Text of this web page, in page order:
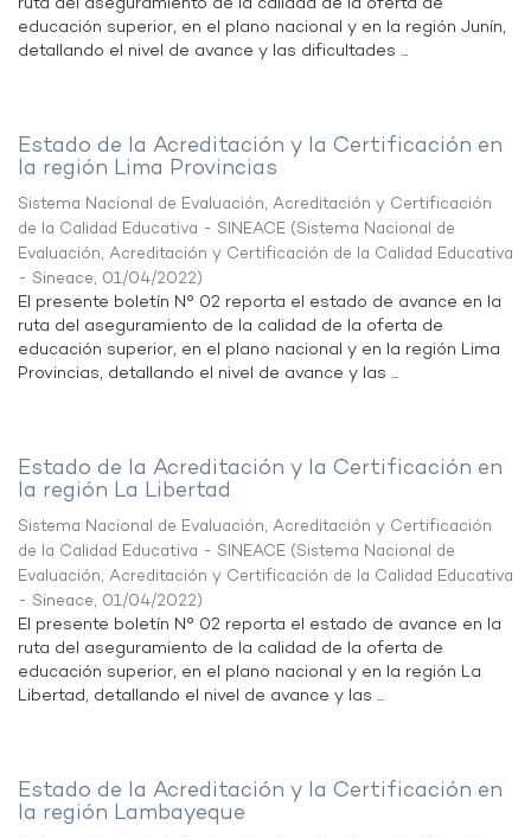
educación superior, en el plano nacional y en la región Junín,
detallando el nivel de avance y las dificultades ...
Estado de la Acreditación y la Certificación en
la región Lima Provincias
Sistema Nacional de Evaluación, Acreditación y Certificación
de la Calidad Educativa - SINEACE (Sistema Nacional de
Evaluación, Acreditación y Certificación de la Calidad Educativa
- Sineace, 01/04/2022)
El presente boletín N° 02 reporta el estado de avance en la
ruta del aseguramiento de la calidad de la oferta de
educación superior, en el plano nacional y en la región Lima
Provincias, detallando el nivel de avance y las ...
Estado de la Acreditación y la Certificación en
la región La Libertad
Sistema Nacional de Evaluación, Acreditación y Certificación
de la Calidad Educativa - SINEACE (Sistema Nacional de
Evaluación, Acreditación y Certificación de la Calidad Educativa
- Sineace, 01/04/2022)
El presente boletín N° 02 reporta el estado de avance en la
ruta del aseguramiento de la calidad de la oferta de
educación superior, en el plano nacional y en la región La
Libertad, detallando el nivel de avance y las ...
Estado de la Acreditación y la Certificación en
la región Lambayeque